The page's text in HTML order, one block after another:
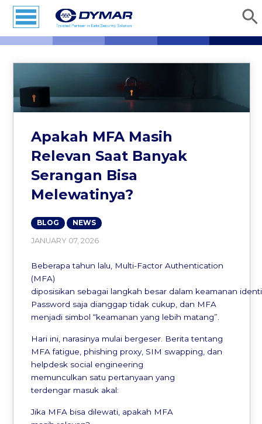
Apakah MFA Masih
Relevan Saat Banyak
Serangan Bisa
Melewatinya?
BLOG NEWS
JANUARY 07, 2026
Beberapa tahun lalu, Multi-Factor Authentication
(MFA)
diposisikan sebagai langkah besar dalam keamanan
Password saja dianggap tidak cukup, dan MFA
menjadi simbol “keamanan yang lebih matang”.
Hari ini, narasinya mulai bergeser. Berita tentang
MFA fatigue, phishing proxy, SIM swapping, dan
helpdesk social engineering
memunculkan satu pertanyaan yang
terdengar masuk akal:
Jika MFA bisa dilewati, apakah MFA